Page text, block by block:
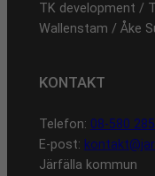
TK development /
Wallenstam / Åke
KONTAKT
Telefon: 08-580
E-post:
Järfälla kommun